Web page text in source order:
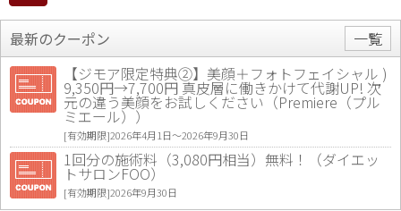
最新のクーポン
一覧
【ジモア限定特典②】美顔＋フォトフェイシャル )
9,350円→7,700円 真皮層に働きかけて代謝UP! 次
元の違う美顔をお試しください（Premiere（プル
ミエール））
[有効期限]2026年4月1日〜2026年9月30日
1回分の施術料（3,080円相当）無料！（ダイエッ
トサロンFOO）
[有効期限]2026年9月30日